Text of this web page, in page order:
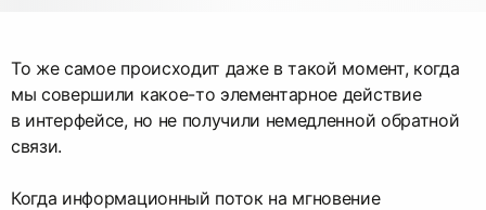
То же самое происходит даже в такой момент, когда
мы совершили какое-то элементарное действие
в интерфейсе, но не получили немедленной обратной
связи.
Когда информационный поток на мгновение